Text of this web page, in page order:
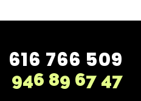
616 766 509
946 89 67 47